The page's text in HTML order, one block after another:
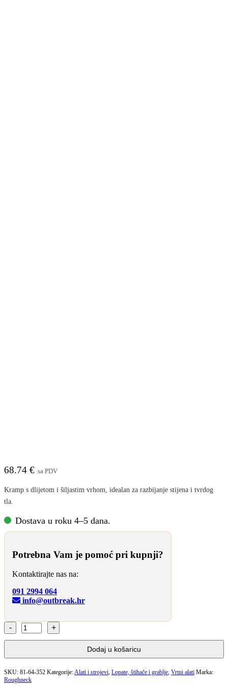
68.74 € sa PDV
Kramp s dlijetom i šiljastim vrhom, idealan za razbijanje stijena i tvrdog
tla.
Dostava u roku 4–5 dana.
Potrebna Vam je pomoć pri kupnji?
Kontaktirajte nas na:
091 2994 064
info@outbreak.hr
ROUGHNECK
KRAMP
količina
Dodaj u košaricu
SKU: 81-64-352 Kategorije:Alati i strojevi, Lopate, štihače i grablje, Vrtni alati Marka:
Roughneck